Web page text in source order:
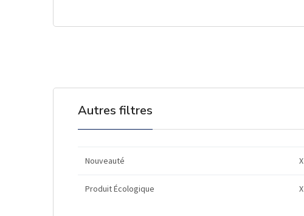
Autres filtres
Nouveauté X
Produit Écologique X